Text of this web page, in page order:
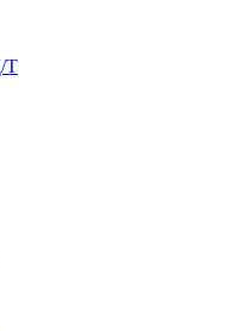
Т